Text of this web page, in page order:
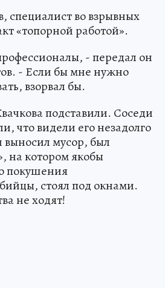
специалист во взрывных
«топорной работой».
- передал он
- Если бы мне нужно
взорвал бы.
подставили. Соседи
что видели его незадолго
мусор, был
на котором якобы
покушения
стоял под окнами.
не ходят!